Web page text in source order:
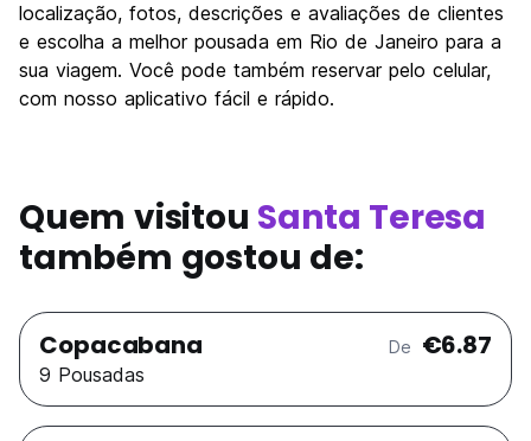
localização, fotos, descrições e avaliações de clientes
e escolha a melhor pousada em Rio de Janeiro para a
sua viagem. Você pode também reservar pelo celular,
com nosso aplicativo fácil e rápido.
Quem visitou Santa Teresa
também gostou de:
Copacabana De €6.87
9 Pousadas